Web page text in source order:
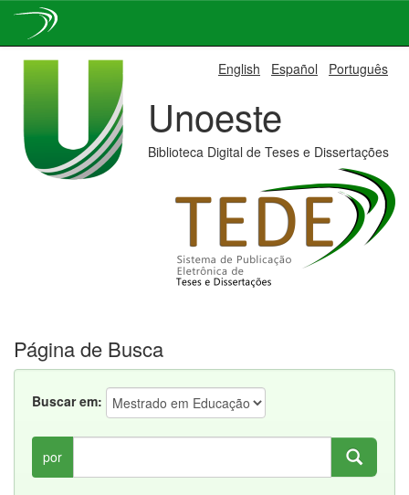
English Español Português
Unoeste
Biblioteca Digital de Teses e Dissertações
Página de Busca
Buscar em:
por